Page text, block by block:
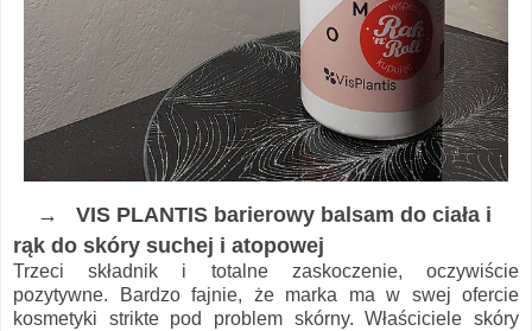
→ VIS PLANTIS barierowy balsam do ciała i
rąk do skóry suchej i atopowej
Trzeci składnik i totalne zaskoczenie, oczywiście
pozytywne. Bardzo fajnie, że marka ma w swej ofercie
kosmetyki strikte pod problem skórny. Właściciele skóry